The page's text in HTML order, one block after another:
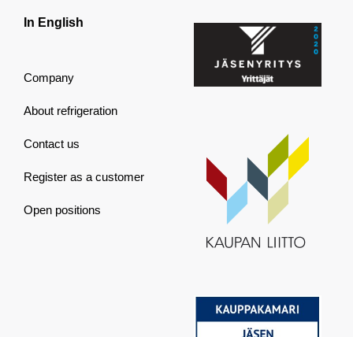
In English
Company
About refrigeration
Contact us
Register as a customer
Open positions